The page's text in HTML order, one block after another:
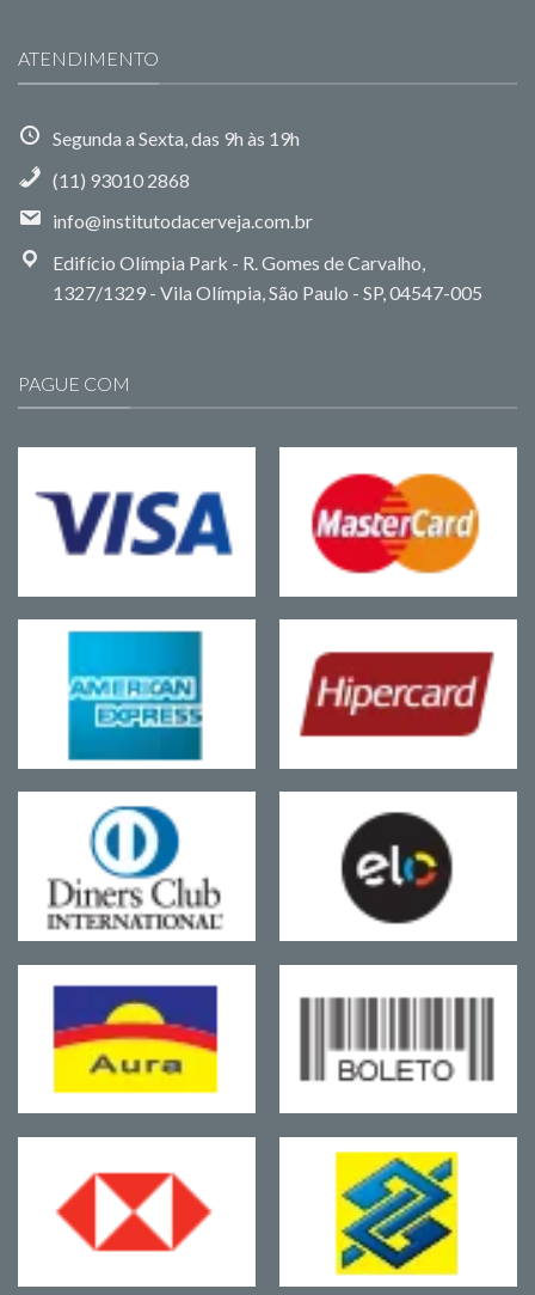
ATENDIMENTO
Segunda a Sexta, das 9h às 19h
(11) 93010 2868
info@institutodacerveja.com.br
Edifício Olímpia Park - R. Gomes de Carvalho,
1327/1329 - Vila Olímpia, São Paulo - SP, 04547-005
PAGUE COM